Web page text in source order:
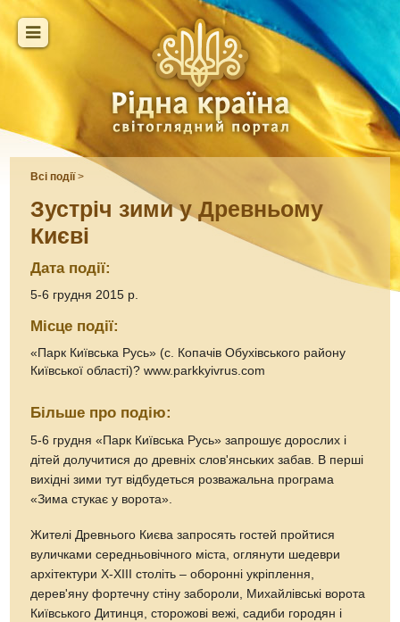
Всі події>
Зустріч зими у Древньому
Києві
Дата події:
5-6 грудня 2015 р.
Місце події:
«Парк Київська Русь» (с. Копачів Обухівського району
Київської області)? www.parkkyivrus.com
Більше про подію:
5-6 грудня «Парк Київська Русь» запрошує дорослих і
дітей долучитися до древніх слов'янських забав. В перші
вихідні зими тут відбудеться розважальна програма
«Зима стукає у ворота».
Жителі Древнього Києва запросять гостей пройтися
вуличками середньовічного міста, оглянути шедеври
архітектури Х-XIII століть – оборонні укріплення,
дерев'яну фортечну стіну забороли, Михайлівські ворота
Київського Дитинця, сторожові вежі, садиби городян і